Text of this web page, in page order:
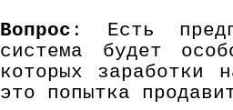
Вопрос : Есть
система будет
которых заработки
это попытка